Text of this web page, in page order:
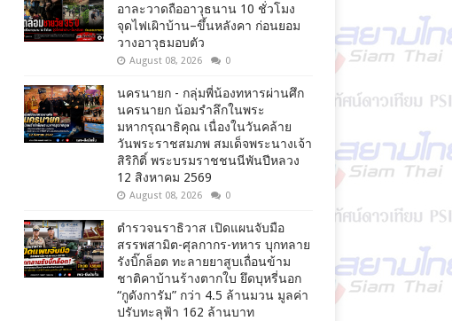
อาละวาดถืออาวุธนาน 10 ชั่วโมง
จุดไฟเผิาบ้าน–ขึ้นหลังคา ก่อนยอม
วางอาวุธมอบตัว
August 08, 2026 0
นครนายก - กลุ่มพี่น้องทหารผ่านศึก
นครนายก น้อมรำลึกในพระ
มหากรุณาธิคุณ เนื่องในวันคล้าย
วันพระราชสมภพ สมเด็จพระนางเจ้า
สิริกิติ์ พระบรมราชชนนีพันปีหลวง
12 สิงหาคม 2569
August 08, 2026 0
ตำรวจนราธิวาส เปิดแผนจับมือ
สรรพสามิต-ศุลกากร-ทหาร บุกทลาย
รังบิ๊กล็อต ทะลายยาสูบเถื่อนข้าม
ชาติคาบ้านร้างตากใบ ยึดบุหรี่นอก
“กูดังการัม” กว่า 4.5 ล้านมวน มูลค่า
ปรับทะลุฟ้า 162 ล้านบาท